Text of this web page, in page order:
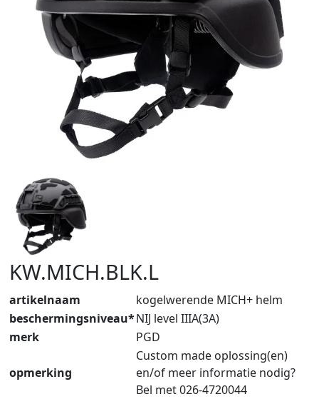
KW.MICH.BLK.L
artikelnaam
kogelwerende MICH+ helm
beschermingsniveau*NIJ level IIIA(3A)
merk
PGD
opmerking
Custom made oplossing(en)
en/of meer informatie nodig?
Bel met 026-4720044